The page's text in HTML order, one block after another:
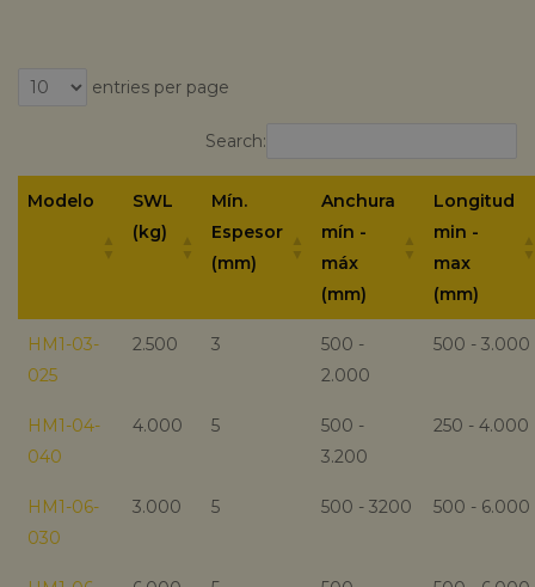
entries per page
Search:
Modelo
SWL
(kg)
Mín.
Espesor
(mm)
Anchura
mín -
máx
(mm)
Longitud
min -
max
(mm)
HM1-03-
025
2.500 3
500 -
2.000
500 - 3.000
HM1-04-
040
4.000 5
500 -
3.200
250 - 4.000
HM1-06-
030
3.000 5 500 - 3200 500 - 6.000